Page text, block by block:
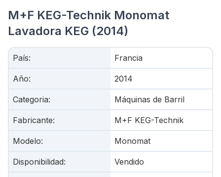
M+F KEG-Technik Monomat
Lavadora KEG (2014)
País: Francia
Año: 2014
Categoria: Máquinas de Barril
Fabricante: M+F KEG-Technik
Modelo: Monomat
Disponibilidad: Vendido